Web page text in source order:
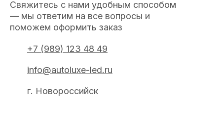
Свяжитесь с нами удобным способом
— мы ответим на все вопросы и
поможем оформить заказ
+7 (989) 123 48 49
info@autoluxe-led.ru
г. Новороссийск